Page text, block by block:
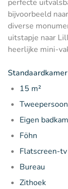
perfecte
bijvoorbeeld
diverse
uitstapje naar
heerlijke mini-
Standaardkamer
15 m²
Eigen
Föhn
Flatscreen-tv
Bureau
Zithoek